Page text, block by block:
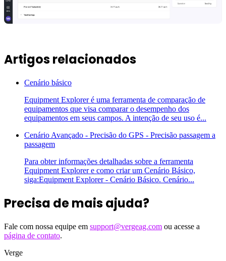
Artigos relacionados
Cenário básico
Equipment Explorer é uma ferramenta de comparação de
equipamentos que visa comparar o desempenho dos
equipamentos em seus campos. A intenção de seu uso é...
Cenário Avançado - Precisão do GPS - Precisão passagem a
passagem
Para obter informações detalhadas sobre a ferramenta
Equipment Explorer e como criar um Cenário Básico,
siga:Equipment Explorer - Cenário Básico. Cenário...
Precisa de mais ajuda?
Fale com nossa equipe em support@vergeag.com ou acesse a
página de contato.
Verge